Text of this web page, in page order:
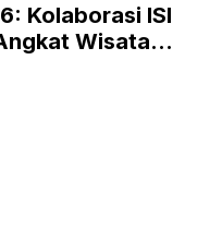
Kolaborasi ISI
Wisata